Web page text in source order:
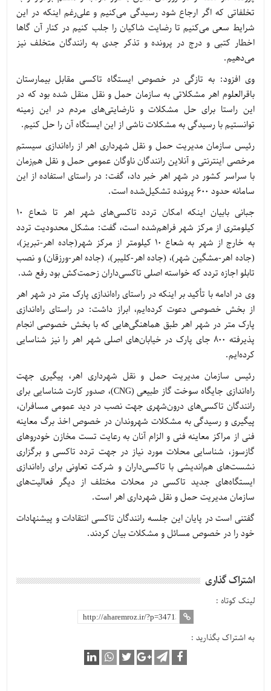
تخلفاتی که اگر ارجاع شود رسیدگی می‌کنیم و علی‌رغم اینکه در این
شرایط سعی می‌کنیم تا رضایت شاکیان را جلب کنیم در کنار آن گاها
اخطار کتبی و درج در پرونده و تذکر جدی به رانندگان متخلف نیز
می‌دهیم.
وی افزود: به تازگی در خصوص ایستگاه تاکسی مقابل بیمارستان
باقرالعلوم اهر مشکلاتی به سازمان حمل و نقل منقل شده بود که در
این راستا برای حل مشکلات و نارضایتی‌های مردم در این زمینه
توانستیم با رسیدگی به مشکلات ناشی از این ایستگاه آن را حل کنیم.
رئیس سازمان مدیریت حمل و نقل شهرداری اهر از راه‌اندازی سیستم
مرخصی اینترنتی و آنلاین رانندگان ناوگان عمومی حمل و نقل هم‌زمان
با سراسر کشور در شهر اهر خبر داد، گفت: در راستای استفاده از این
سامانه حدود ۶۰۰ پرونده تشکیل‌شده است.
جبانی بابیان اینکه امکان تردد تاکسی‌های شهر اهر تا شعاع ۱۰
کیلومتری از مرکز شهر فراهم‌شده است، گفت: مشکل محدودیت تردد
به خارج از شهر به شعاع ۱۰ کیلومتر از مرکز شهر(جاده اهر-تبریز)،
(جاده اهر-مشگین شهر)، (جاده اهر-کلیبر)، (جاده اهر-ورزقان) و نصب
تابلو اجازه تردد که خواسته اصلی تاکسی‌داران زحمت‌کش بود رفع شد.
وی در ادامه با تأکید بر اینکه در راستای راه‌اندازی پارک متر در شهر اهر
از بخش خصوصی دعوت کرده‌ایم، ابراز داشت: در راستای راه‌اندازی
پارک متر در شهر اهر طبق هماهنگی‌هایی که با بخش خصوصی انجام
پذیرفته ۸۰۰ جای پارک در خیابان‌های اصلی شهر اهر را نیز شناسایی
کرده‌ایم.
رئیس سازمان مدیریت حمل و نقل شهرداری اهر، پیگیری جهت
راه‌اندازی جایگاه سوخت گاز طبیعی (CNG)، صدور کارت شناسایی برای
رانندگان تاکسی‌های درون‌شهری جهت نصب در دید عمومی مسافران،
پیگیری و رسیدگی به مشکلات شهروندان در خصوص اخذ برگ معاینه
فنی از مراکز معاینه فنی و الزام آنان به رعایت تست مخازن خودروهای
گازسوز، شناسایی محلات مورد نیاز در جهت تردد تاکسی و برگزاری
نشست‌های هم‌اندیشی با تاکسی‌داران و شرکت تعاونی برای راه‌اندازی
ایستگاه‌های جدید تاکسی در محلات مختلف از دیگر فعالیت‌های
سازمان مدیریت حمل و نقل شهرداری اهر است.
گفتنی است در پایان این جلسه رانندگان تاکسی انتقادات و پیشنهادات
خود را در خصوص مسائل و مشکلات بیان کردند.
اشتراک گذاری
لینک کوتاه :
به اشتراک بگذارید :